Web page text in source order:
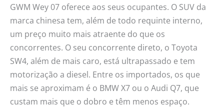
GWM Wey 07 oferece aos seus ocupantes. O SUV da
marca chinesa tem, além de todo requinte interno,
um preço muito mais atraente do que os
concorrentes. O seu concorrente direto, o Toyota
SW4, além de mais caro, está ultrapassado e tem
motorização a diesel. Entre os importados, os que
mais se aproximam é o BMW X7 ou o Audi Q7, que
custam mais que o dobro e têm menos espaço.